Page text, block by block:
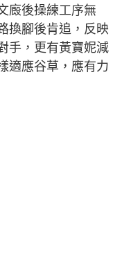
廄後操練工序無
換腳後肯追，反映
手，更有黃寶妮減
適應谷草，應有力